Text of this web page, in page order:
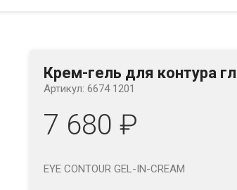
Крем-гель для контура
Артикул: 6674 1201
7 680 ₽
EYE CONTOUR GEL-IN-CREAM